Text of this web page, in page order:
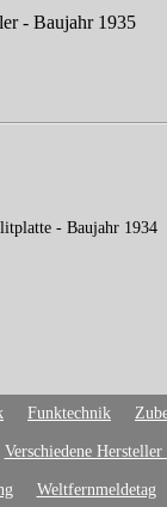
- Baujahr 1935
- Baujahr 1934
Funktechnik
Verschiedene
Weltfernmeldetag